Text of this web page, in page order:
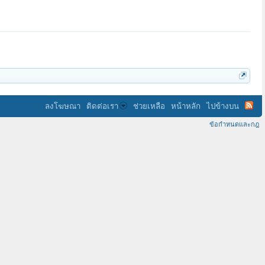
ลงโฆษณา ติดต่อเรา ช่วยเหลือ หน้าหลัก ไปข้างบน
ข้อกำหนดและกฎ